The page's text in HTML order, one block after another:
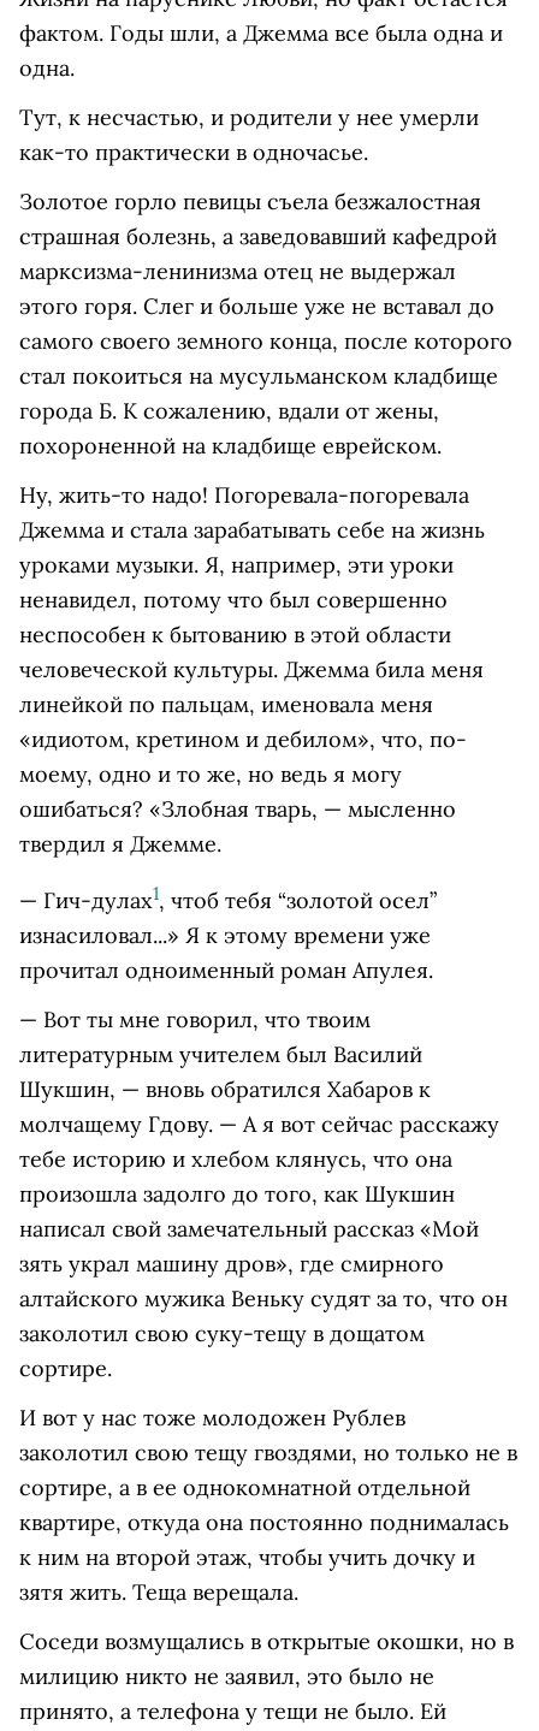
фактом. Годы шли, а Джемма все была одна и
одна.
Тут, к несчастью, и родители у нее умерли
как-то практически в одночасье.
Золотое горло певицы съела безжалостная
страшная болезнь, а заведовавший кафедрой
марксизма-ленинизма отец не выдержал
этого горя. Слег и больше уже не вставал до
самого своего земного конца, после которого
стал покоиться на мусульманском кладбище
города Б. К сожалению, вдали от жены,
похороненной на кладбище еврейском.
Ну, жить-то надо! Погоревала-погоревала
Джемма и стала зарабатывать себе на жизнь
уроками музыки. Я, например, эти уроки
ненавидел, потому что был совершенно
неспособен к бытованию в этой области
человеческой культуры. Джемма била меня
линейкой по пальцам, именовала меня
«идиотом, кретином и дебилом», что, по-
моему, одно и то же, но ведь я могу
ошибаться? «Злобная тварь, — мысленно
твердил я Джемме.
— Гич-дулах1, чтоб тебя “золотой осел”
изнасиловал...» Я к этому времени уже
прочитал одноименный роман Апулея.
— Вот ты мне говорил, что твоим
литературным учителем был Василий
Шукшин, — вновь обратился Хабаров к
молчащему Гдову. — А я вот сейчас расскажу
тебе историю и хлебом клянусь, что она
произошла задолго до того, как Шукшин
написал свой замечательный рассказ «Мой
зять украл машину дров», где смирного
алтайского мужика Веньку судят за то, что он
заколотил свою суку-тещу в дощатом
сортире.
И вот у нас тоже молодожен Рублев
заколотил свою тещу гвоздями, но только не в
сортире, а в ее однокомнатной отдельной
квартире, откуда она постоянно поднималась
к ним на второй этаж, чтобы учить дочку и
зятя жить. Теща верещала.
Соседи возмущались в открытые окошки, но в
милицию никто не заявил, это было не
принято, а телефона у тещи не было. Ей